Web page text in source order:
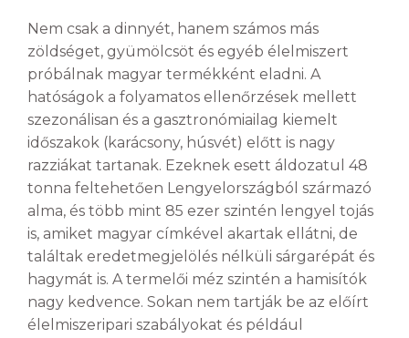
Nem csak a dinnyét, hanem számos más
zöldséget, gyümölcsöt és egyéb élelmiszert
próbálnak magyar termékként eladni. A
hatóságok a folyamatos ellenőrzések mellett
szezonálisan és a gasztronómiailag kiemelt
időszakok (karácsony, húsvét) előtt is nagy
razziákat tartanak. Ezeknek esett áldozatul 48
tonna feltehetően Lengyelországból származó
alma, és több mint 85 ezer szintén lengyel tojás
is, amiket magyar címkével akartak ellátni, de
találtak eredetmegjelölés nélküli sárgarépát és
hagymát is. A termelői méz szintén a hamisítók
nagy kedvence. Sokan nem tartják be az előírt
élelmiszeripari szabályokat és például